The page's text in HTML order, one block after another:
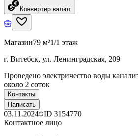
Конвертер валют
Магазин79 м²1/1 этаж
г. Витебск, ул. Ленинградская, 209
Проведено электричество воды
около 2 соток
Контакты
Написать
03.11.2024 ID 3154770
Контактное лицо